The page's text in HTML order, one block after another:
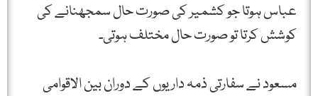
عباس ہوتا جو کشمیر کی صورت حال سمجھنانے کی
کوشش کرتا تو صورت حال مختلف ہوتی۔
مسعود نے سفارتی ذمہ داریوں کے دوران بین الاقوامی